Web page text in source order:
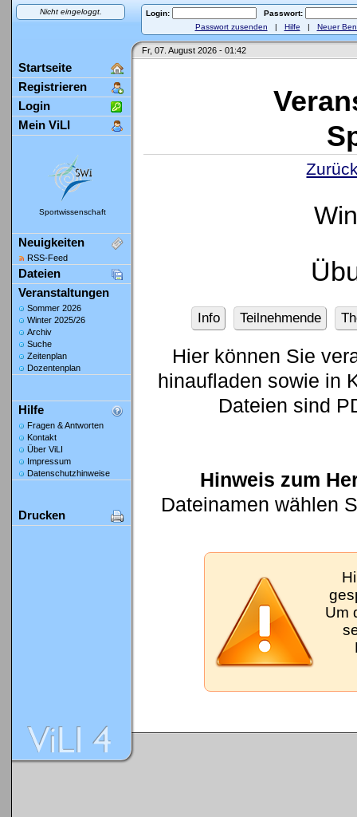
Nicht eingeloggt. Login:
Passwort:
Passwort zusenden | Hilfe | Neuer
Fr, 07. August 2026 - 01:42
Startseite
Registrieren
Login
Mein ViLI
Sportwissenschaft
Neuigkeiten
RSS-Feed
Dateien
Veranstaltungen
Sommer 2026
Winter 2025/26
Archiv
Suche
Zeitenplan
Dozentenplan
Hilfe
Fragen & Antworten
Kontakt
Über ViLI
Impressum
Datenschutzhinweise
Drucken
Info Teilnehmende
Hier können Sie
hinaufladen sowie in
Dateien sind
Hinweis zum
Dateinamen wählen
Um